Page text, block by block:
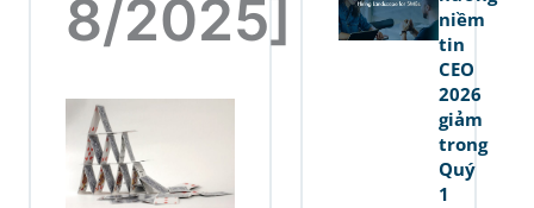
niềm
tin
CEO
2026
giảm
trong
Quý
1
8/2025]